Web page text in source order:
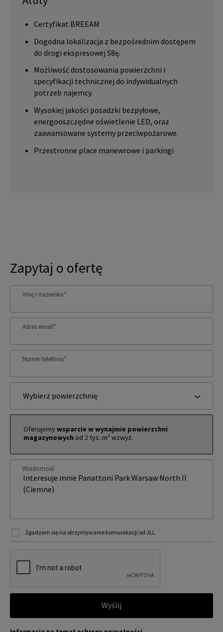
Certyfikat BREEAM
Dogodna lokalizacja z bezpośrednim dostępem
do drogi ekspresowej S8ę.
Możliwość dostosowania powierzchni i
specyfikacji technicznej do indywidualnych
potrzeb najemcy.
Wysokiej jakości posadzki bezpyłowe,
energooszczędne oświetlenie LED, oraz
zaawansowane systemy przeciwpożarowe.
Przestronne place manewrowe i parkingi
Zapytaj o ofertę
Imię i nazwisko*
Adres email*
Numer telefonu*
Wybierz powierzchnię
Oferujemywsparcie w wynajmie powierzchni
magazynowych od 2 tys. m² wzwyż.
Wiadomość
Zgadzam się na otrzymywanie komunikacji od JLL
Wyślij